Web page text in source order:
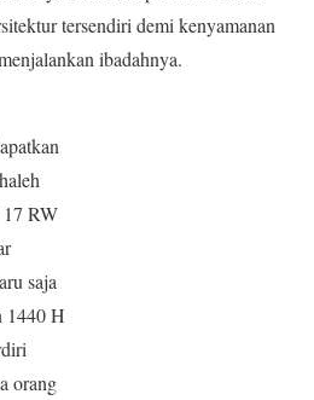
tersendiri demi kenyamanan
ibadahnya.
RW
saja
1440 H
orang